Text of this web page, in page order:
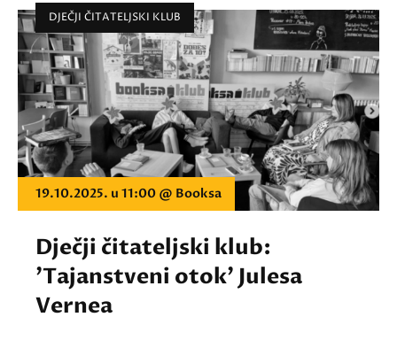
DJEČJI ČITATELJSKI KLUB
19.10.2025. u 11:00 @ Booksa
Dječji čitateljski klub:
'Tajanstveni otok' Julesa
Vernea